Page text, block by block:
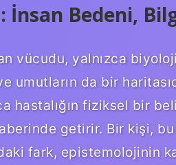
İnsan Bedeni,
vücudu, yalnızca
umutların da bir
hastalığın fiziksel bir
getirir. Bir kişi,
fark, epistemolojinin